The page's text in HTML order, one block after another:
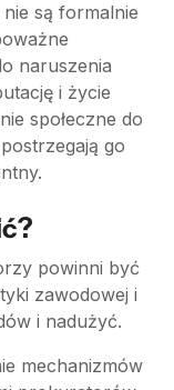
są formalnie
naruszenia
i życie
społeczne do
go
powinni być
zawodowej i
i nadużyć.
mechanizmów